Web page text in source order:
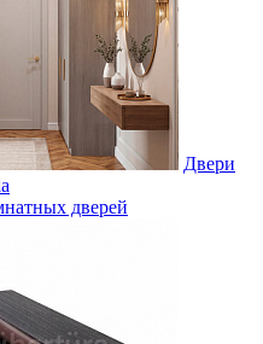
Двери
дверей